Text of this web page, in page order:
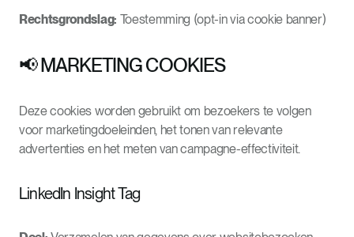
Rechtsgrondslag: Toestemming (opt-in via cookie banner)
📢 MARKETING COOKIES
Deze cookies worden gebruikt om bezoekers te volgen
voor marketingdoeleinden, het tonen van relevante
advertenties en het meten van campagne-effectiviteit.
LinkedIn Insight Tag